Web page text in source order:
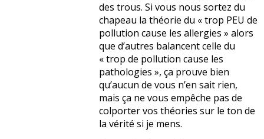
des trous. Si vous nous sortez du
chapeau la théorie du « trop PEU de
pollution cause les allergies » alors
que d’autres balancent celle du
« trop de pollution cause les
pathologies », ça prouve bien
qu’aucun de vous n’en sait rien,
mais ça ne vous empêche pas de
colporter vos théories sur le ton de
la vérité si je mens.